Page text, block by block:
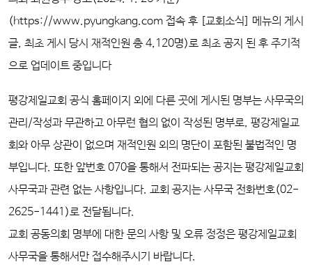
(https://www.pyungkang.com 접속 후 [교회소식] 메뉴의 게시
글, 최초 게시 당시 재적인원 총 4,120명)로 최초 공지 된 후 주기적
으로 업데이트 중입니다
평강제일교회 공식 홈페이지 외에 다른 곳에 게시된 명부는 사무국의
관리/작성과 무관하고 아무런 협의 없이 작성된 명부로, 평강제일교
회와 아무 상관이 없으며 재적인원 외의 명단이 포함된 불법적인 명
부입니다. 또한 앞번호 070을 통해서 전파되는 공지는 평강제일교회
사무국과 관련 없는 사항입니다. 교회 공지는 사무국 전화번호(02-
2625-1441)로 전달됩니다.
교회 공동의회 명부에 대한 문의 사항 및 오류 정정은 평강제일교회
사무국을 통해서만 접수해주시기 바랍니다.